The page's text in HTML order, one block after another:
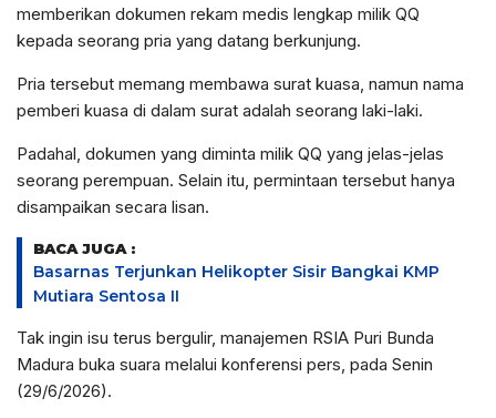
memberikan dokumen rekam medis lengkap milik QQ
kepada seorang pria yang datang berkunjung.
Pria tersebut memang membawa surat kuasa, namun nama
pemberi kuasa di dalam surat adalah seorang laki-laki.
Padahal, dokumen yang diminta milik QQ yang jelas-jelas
seorang perempuan. Selain itu, permintaan tersebut hanya
disampaikan secara lisan.
BACA JUGA :
Basarnas Terjunkan Helikopter Sisir Bangkai KMP
Mutiara Sentosa II
Tak ingin isu terus bergulir, manajemen RSIA Puri Bunda
Madura buka suara melalui konferensi pers, pada Senin
(29/6/2026).